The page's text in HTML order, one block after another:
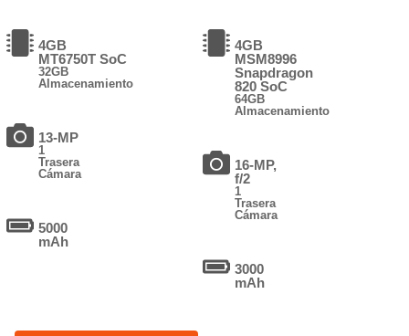
4GB
MT6750T SoC
32GB
Almacenamiento
13-MP
1
Trasera
Cámara
5000
mAh
4GB
MSM8996
Snapdragon
820 SoC
64GB
Almacenamiento
16-MP,
f/2
1
Trasera
Cámara
3000
mAh